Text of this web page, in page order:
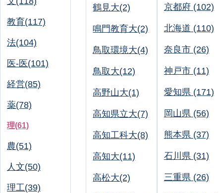
教育(117)
法(104)
医-医(101)
経営(85)
薬(78)
理(61)
農(51)
人文(50)
理工(39)
鶴見大(2)
鳴門教育大(2)
鳥取環境大(4)
鳥取大(12)
高野山大(1)
高知県立大(7)
高知工科大(8)
高知大(11)
高松大(2)
京都府 (102)
北海道 (110)
奈良市 (26)
神戸市 (11)
愛知県 (171)
岡山県 (56)
熊本県 (37)
石川県 (31)
三重県 (26)